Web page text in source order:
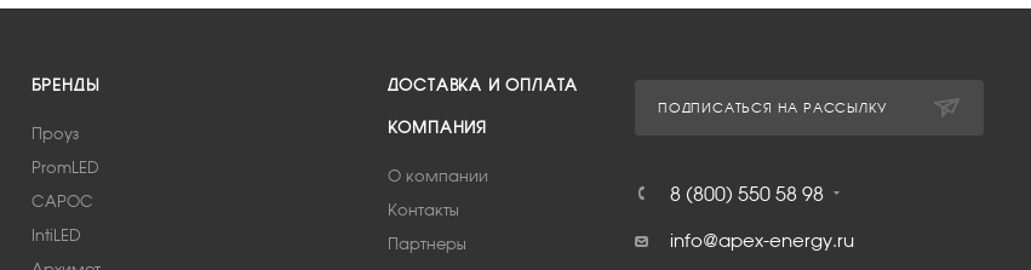
БРЕНДЫ
Проуз
PromLED
САРОС
IntiLED
ДОСТАВКА И ОПЛАТА
КОМПАНИЯ
О компании
Контакты
Партнеры
ПОДПИСАТЬСЯ НА РАССЫЛКУ
8 (800) 550 58 98
info@apex-energy.ru